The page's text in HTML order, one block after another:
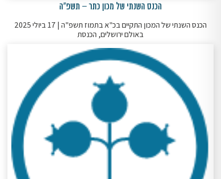
הכנס השנתי של מכון כתר – תשפ"ה
הכנס השנתי של המכון התקיים ב
כ"א בתמוז תשפ"ה | 17 ביולי 2025
באולם ירושלים, הכנסת